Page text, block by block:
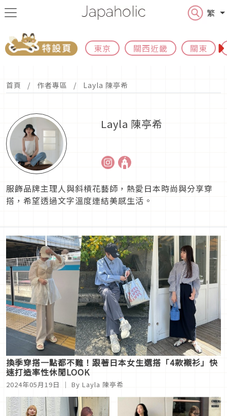
繁
東京 關西近畿 關東
首頁 作者專區 Layla 陳亭希
Layla 陳亭希
服飾品牌主理人與斜槓花藝師，熱愛日本時尚與分享穿
搭，希望透過文字溫度連結美感生活。
換季穿搭一點都不難！跟著日本女生選搭「4款襯衫」快
速打造率性休閒LOOK
2024年05月19日 ｜ By Layla 陳亭希